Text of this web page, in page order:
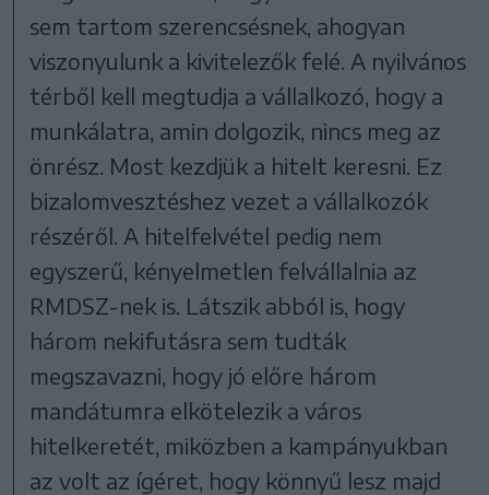
sem tartom szerencsésnek, ahogyan
viszonyulunk a kivitelezők felé. A nyilvános
térből kell megtudja a vállalkozó, hogy a
munkálatra, amin dolgozik, nincs meg az
önrész. Most kezdjük a hitelt keresni. Ez
bizalomvesztéshez vezet a vállalkozók
részéről. A hitelfelvétel pedig nem
egyszerű, kényelmetlen felvállalnia az
RMDSZ-nek is. Látszik abból is, hogy
három nekifutásra sem tudták
megszavazni, hogy jó előre három
mandátumra elkötelezik a város
hitelkeretét, miközben a kampányukban
az volt az ígéret, hogy könnyű lesz majd